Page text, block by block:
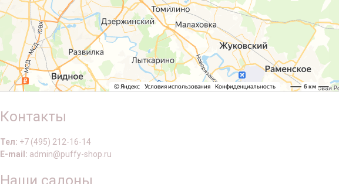
Контакты
Тел: +7 (495) 212-16-14
E-mail: admin@puffy-shop.ru
Наши салоны